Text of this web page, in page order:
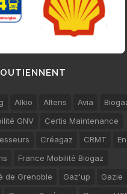
Alkio Altens Avia
GNV
Certis Maintenance
Créagaz CRMT
France Mobilité Biogaz
de Grenoble
Gaz'up Gazie